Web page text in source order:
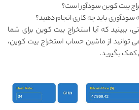
بیت کوین سودآور است؟
سودآوری باید چه کاری انجام دهید؟
ببینید که آیا استخراج بیت کوین برای شما
توانید از ماشین حساب استخراج بیت کوین،
کمک بگیرید.